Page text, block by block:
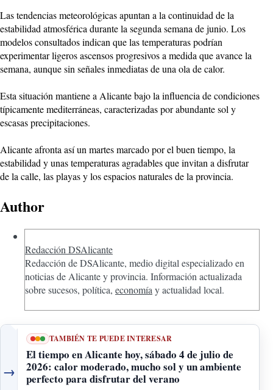
Las tendencias meteorológicas apuntan a la continuidad de la
estabilidad atmosférica durante la segunda semana de junio. Los
modelos consultados indican que las temperaturas podrían
experimentar ligeros ascensos progresivos a medida que avance la
semana, aunque sin señales inmediatas de una ola de calor.
Esta situación mantiene a Alicante bajo la influencia de condiciones
típicamente mediterráneas, caracterizadas por abundante sol y
escasas precipitaciones.
Alicante afronta así un martes marcado por el buen tiempo, la
estabilidad y unas temperaturas agradables que invitan a disfrutar
de la calle, las playas y los espacios naturales de la provincia.
Author
Redacción DSAlicante
Redacción de DSAlicante, medio digital especializado en
noticias de Alicante y provincia. Información actualizada
sobre sucesos, política, economía y actualidad local.
→
TAMBIÉN TE PUEDE INTERESAR
El tiempo en Alicante hoy, sábado 4 de julio de
2026: calor moderado, mucho sol y un ambiente
perfecto para disfrutar del verano